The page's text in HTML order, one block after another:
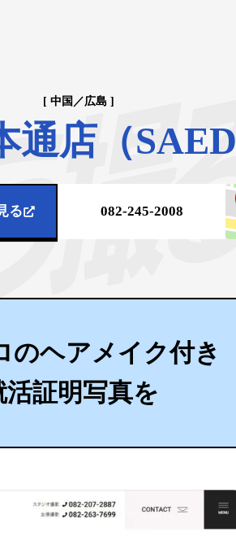
[ 中国／広島 ]
店（
る 082-245-2008
のヘアメイク付き
証明写真を